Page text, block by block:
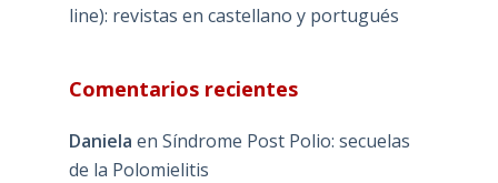
line): revistas en castellano y portugués
Comentarios recientes
Daniela en Síndrome Post Polio: secuelas
de la Polomielitis